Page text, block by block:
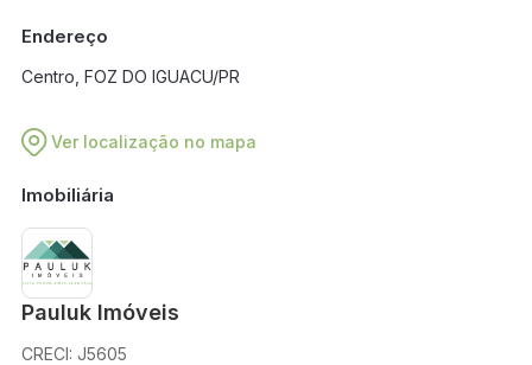
Endereço
Centro, FOZ DO IGUACU/PR
Ver localização no mapa
Imobiliária
Pauluk Imóveis
CRECI: J5605